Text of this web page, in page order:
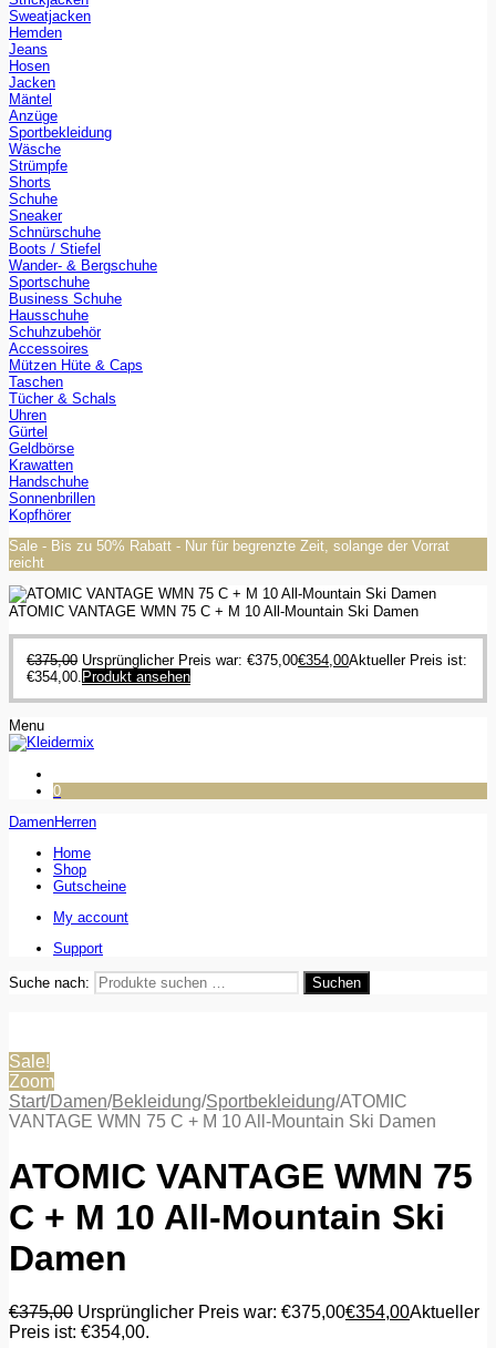
Sweatjacken
Hemden
Jeans
Hosen
Jacken
Mäntel
Anzüge
Sportbekleidung
Wäsche
Strümpfe
Shorts
Schuhe
Sneaker
Schnürschuhe
Boots / Stiefel
Wander- & Bergschuhe
Sportschuhe
Business Schuhe
Hausschuhe
Schuhzubehör
Accessoires
Mützen Hüte & Caps
Taschen
Tücher & Schals
Uhren
Gürtel
Geldbörse
Krawatten
Handschuhe
Sonnenbrillen
Kopfhörer
Sale - Bis zu 50% Rabatt - Nur für begrenzte Zeit, solange der Vorrat
reicht
ATOMIC VANTAGE WMN 75 C + M 10 All-Mountain Ski Damen
€375,00 Ursprünglicher Preis war: €375,00€354,00Aktueller Preis ist:
€354,00. Produkt ansehen
Menu
0
DamenHerren
Home
Shop
Gutscheine
My account
Support
Suche nach: Suchen
Sale!
Zoom
Start/Damen/Bekleidung/Sportbekleidung/ATOMIC
VANTAGE WMN 75 C + M 10 All-Mountain Ski Damen
ATOMIC VANTAGE WMN 75
C + M 10 All-Mountain Ski
Damen
€375,00 Ursprünglicher Preis war: €375,00€354,00Aktueller
Preis ist: €354,00.